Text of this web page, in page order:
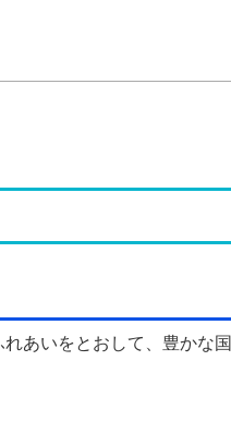
あいをとおして、豊かな